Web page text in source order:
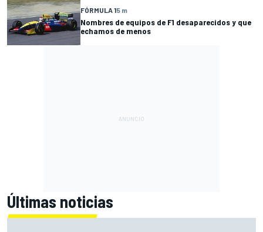
FÓRMULA 15 m
Nombres de equipos de F1 desaparecidos y que
echamos de menos
Últimas noticias